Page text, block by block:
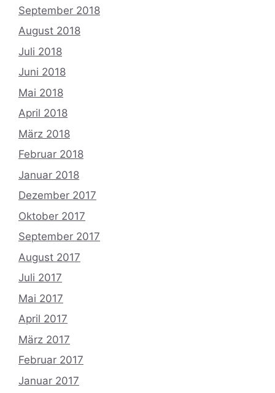
September 2018
August 2018
Juli 2018
Juni 2018
Mai 2018
April 2018
März 2018
Februar 2018
Januar 2018
Dezember 2017
Oktober 2017
September 2017
August 2017
Juli 2017
Mai 2017
April 2017
März 2017
Februar 2017
Januar 2017